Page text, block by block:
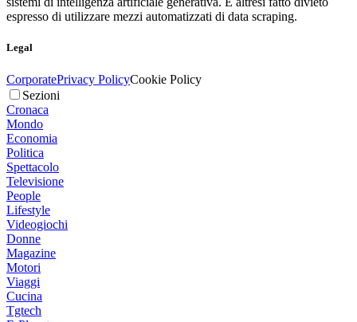
espresso di utilizzare mezzi automatizzati di data scraping.
Legal
CorporatePrivacy PolicyCookie Policy
Sezioni
Cronaca
Mondo
Economia
Politica
Spettacolo
Televisione
People
Lifestyle
Videogiochi
Donne
Magazine
Motori
Viaggi
Cucina
Tgtech